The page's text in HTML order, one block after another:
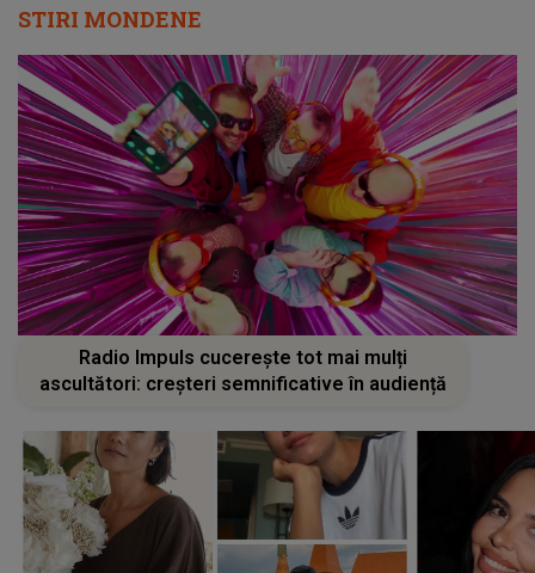
STIRI MONDENE
Radio Impuls cucerește tot mai mulți
ascultători: creșteri semnificative în audiență